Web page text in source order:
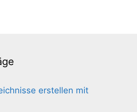
erstellen mit